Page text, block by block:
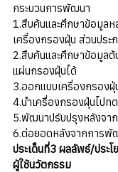
กระบวนการพัฒนา
1.สืบค้นและศึกษาข้อมูลห
เครื่องกรองฝุ่น ส่วนประ
2.สืบค้นและศึกษาข้อมูลต้
แผ่นกรองฝุ่นได้
3.ออกแบบเครื่องกรองฝุ่
4.นำเครื่องกรองฝุ่นไปท
5.พัฒนาปรับปรุงหลังจาก
6.ต่อยอดหลังจากการพั
ประเด็นที่3 ผลลัพธ์/ประ
ผู้ใช้นวัตกรรม